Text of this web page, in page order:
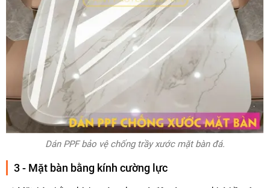
Dán PPF bảo vệ chống trầy xước mặt bàn đá.
3 - Mặt bàn bằng kính cường lực